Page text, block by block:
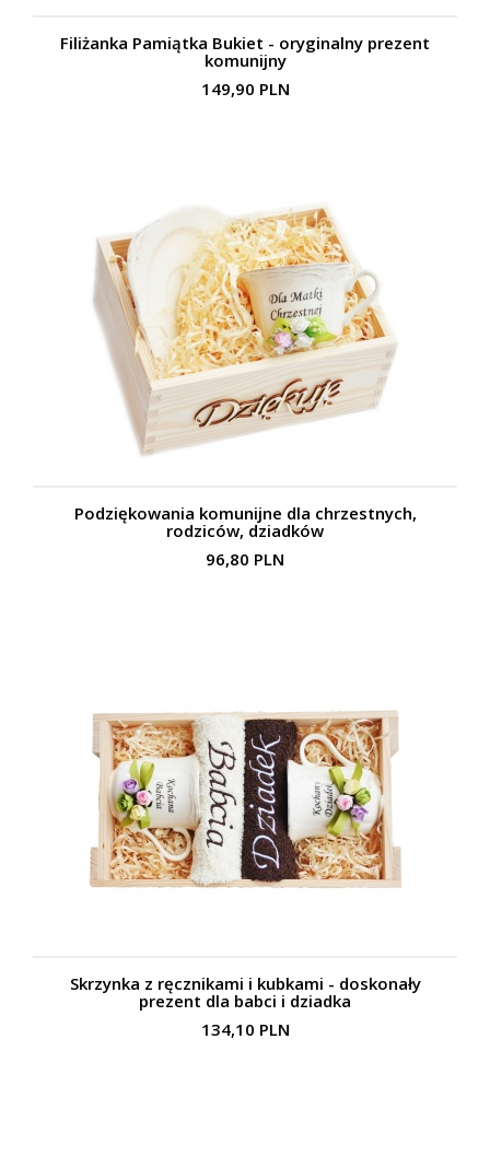
Filiżanka Pamiątka Bukiet - oryginalny prezent
komunijny
149,90 PLN
Podziękowania komunijne dla chrzestnych,
rodziców, dziadków
96,80 PLN
Skrzynka z ręcznikami i kubkami - doskonały
prezent dla babci i dziadka
134,10 PLN